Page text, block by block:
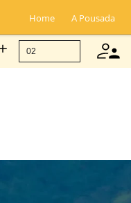
Home A Pousada